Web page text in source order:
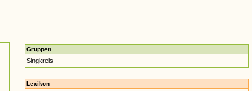
Gruppen
Singkreis
Lexikon